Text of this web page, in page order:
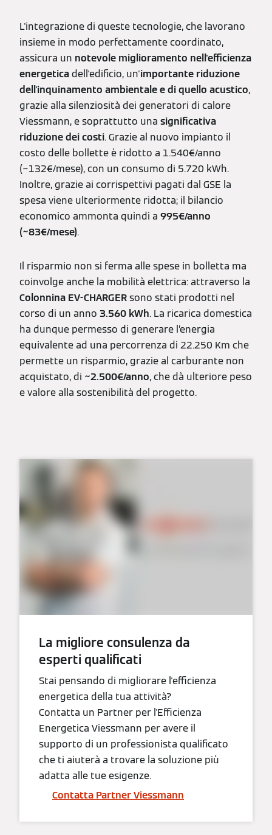
L'integrazione di queste tecnologie, che lavorano
insieme in modo perfettamente coordinato,
assicura un notevole miglioramento nell'efficienza
energeticadell'edificio, un'importante riduzione
dell'inquinamento ambientale e di quello acustico,
grazie alla silenziosità dei generatori di calore
Viessmann, e soprattutto una significativa
riduzione dei costi. Grazie al nuovo impianto il
costo delle bollette è ridotto a 1.540€/anno
(~132€/mese), con un consumo di 5.720 kWh.
Inoltre, grazie ai corrispettivi pagati dal GSE la
spesa viene ulteriormente ridotta; il bilancio
economico ammonta quindi a 995€/anno
(~83€/mese).
Il risparmio non si ferma alle spese in bolletta ma
coinvolge anche la mobilità elettrica: attraverso la
Colonnina EV-CHARGERsono stati prodotti nel
corso di un anno 3.560 kWh. La ricarica domestica
ha dunque permesso di generare l’energia
equivalente ad una percorrenza di 22.250 Km che
permette un risparmio, grazie al carburante non
acquistato, di ~2.500€/anno, che dà ulteriore peso
e valore alla sostenibilità del progetto.
La migliore consulenza da
esperti qualificati
Stai pensando di migliorare l'efficienza
energetica della tua attività?
Contatta un Partner per l'Efficienza
Energetica Viessmann per avere il
supporto di un professionista qualificato
che ti aiuterà a trovare la soluzione più
adatta alle tue esigenze.
Contatta Partner Viessmann